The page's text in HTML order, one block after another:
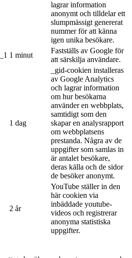
lagrar information
anonymt och tilldelar ett
slumpmässigt genererat
nummer för att känna
igen unika besökare.
1 minut
Fastställs av Google för
att särskilja användare.
1 dag
_gid-cookien installeras
av Google Analytics
och lagrar information
om hur besökarna
använder en webbplats,
samtidigt som den
skapar en analysrapport
om webbplatsens
prestanda. Några av de
uppgifter som samlas in
är antalet besökare,
deras källa och de sidor
de besöker anonymt.
2 år
YouTube ställer in den
här cookien via
inbäddade youtube-
videos och registrerar
anonyma statistiska
uppgifter.